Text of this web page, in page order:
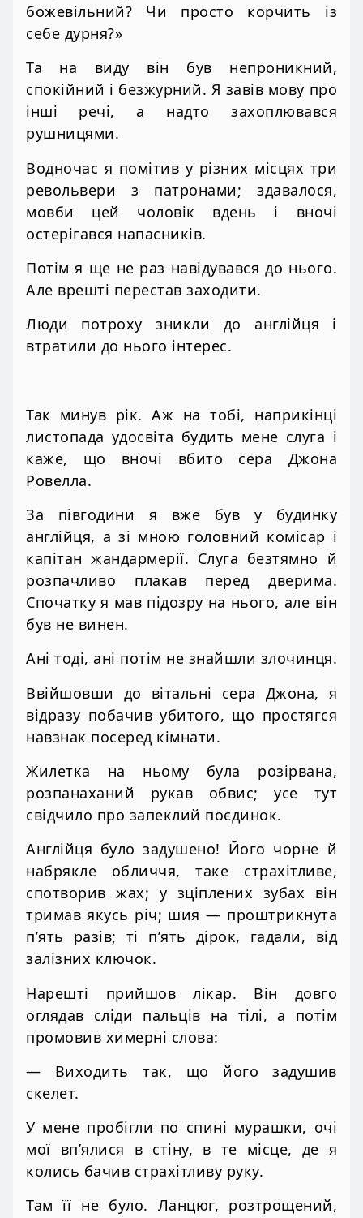
божевільний? Чи просто корчить із
себе дурня?»
Та на виду він був непроникний,
спокійний і безжурний. Я завів мову про
інші речі, а надто захоплювався
рушницями.
Водночас я помітив у різних місцях три
револьвери з патронами; здавалося,
мовби цей чоловік вдень і вночі
остерігався напасників.
Потім я ще не раз навідувався до нього.
Але врешті перестав заходити.
Люди потроху зникли до англійця і
втратили до нього інтерес.
Так минув рік. Аж на тобі, наприкінці
листопада удосвіта будить мене слуга і
каже, що вночі вбито сера Джона
Ровелла.
За півгодини я вже був у будинку
англійця, а зі мною головний комісар і
капітан жандармерії. Слуга безтямно й
розпачливо плакав перед дверима.
Спочатку я мав підозру на нього, але він
був не винен.
Ані тоді, ані потім не знайшли злочинця.
Ввійшовши до вітальні сера Джона, я
відразу побачив убитого, що простягся
навзнак посеред кімнати.
Жилетка на ньому була розірвана,
розпанаханий рукав обвис; усе тут
свідчило про запеклий поєдинок.
Англійця було задушено! Його чорне й
набрякле обличчя, таке страхітливе,
спотворив жах; у зціплених зубах він
тримав якусь річ; шия — проштрикнута
п’ять разів; ті п’ять дірок, гадали, від
залізних ключок.
Нарешті прийшов лікар. Він довго
оглядав сліди пальців на тілі, а потім
промовив химерні слова:
— Виходить так, що його задушив
скелет.
У мене пробігли по спині мурашки, очі
мої вп’ялися в стіну, в те місце, де я
колись бачив страхітливу руку.
Там її не було. Ланцюг, розтрощений,